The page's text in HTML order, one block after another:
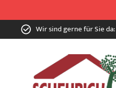
Zum
Inhalt Wir sind gerne für Sie da: